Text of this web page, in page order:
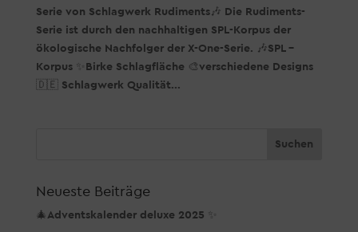
Serie von Schlagwerk Rudiments🎶 Die Rudiments-
Serie ist durch den nachhaltigen SPL-Korpus der
ökologische Nachfolger der X-One-Serie. 🎶SPL –
Korpus ✨Birke Schlagfläche 🎨verschiedene Designs
🇩🇪 Schlagwerk Qualität...
Neueste Beiträge
🎄Adventskalender deluxe 2025 ✨